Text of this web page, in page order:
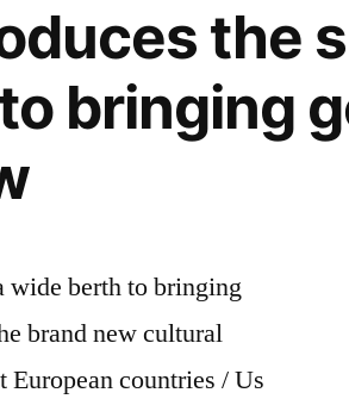
the
bringing
wide berth to bringing
brand new cultural
European countries / Us